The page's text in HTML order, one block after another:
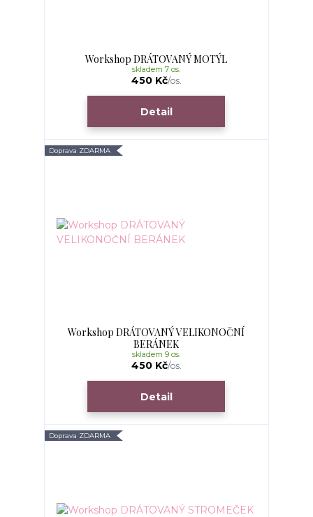
Workshop DRÁTOVANÝ MOTÝL
450 Kč/os.
skladem 7 os.
Detail
Doprava ZDARMA
Workshop DRÁTOVANÝ VELIKONOČNÍ
BERÁNEK
450 Kč/os.
skladem 9 os.
Detail
Doprava ZDARMA